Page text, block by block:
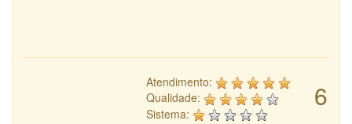
6
Atendimento:
Qualidade:
Sistema: